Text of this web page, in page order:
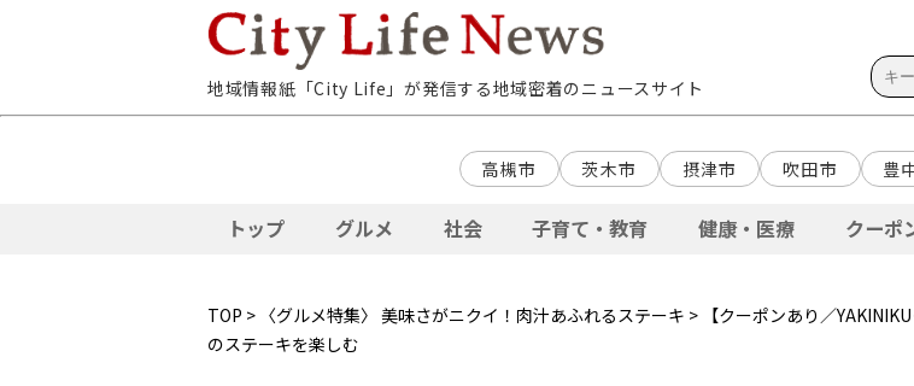
地域情報紙「City Life」が発信する地域密着のニュースサイト
高槻市 茨木市 摂津市 吹田市 豊
トップ グルメ 社会 子育て・教育 健康・医療 クーポ
TOP > 〈グルメ特集〉 美味さがニクイ！肉汁あふれるステーキ > 【クーポンあり／
のステーキを楽しむ